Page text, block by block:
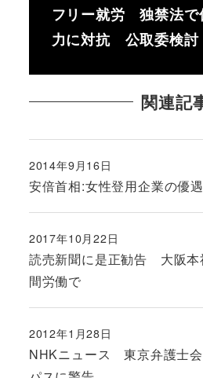
フリー就労 独禁法
力に対抗 公取委検討
関連記
安倍首相:女性登用企業の優
投稿日
2014年9月16日
読売新聞に是正勧告 大阪本
間労働で
投稿日
2017年10月22日
NHKニュース 東京弁護士
投稿日
2012年1月28日